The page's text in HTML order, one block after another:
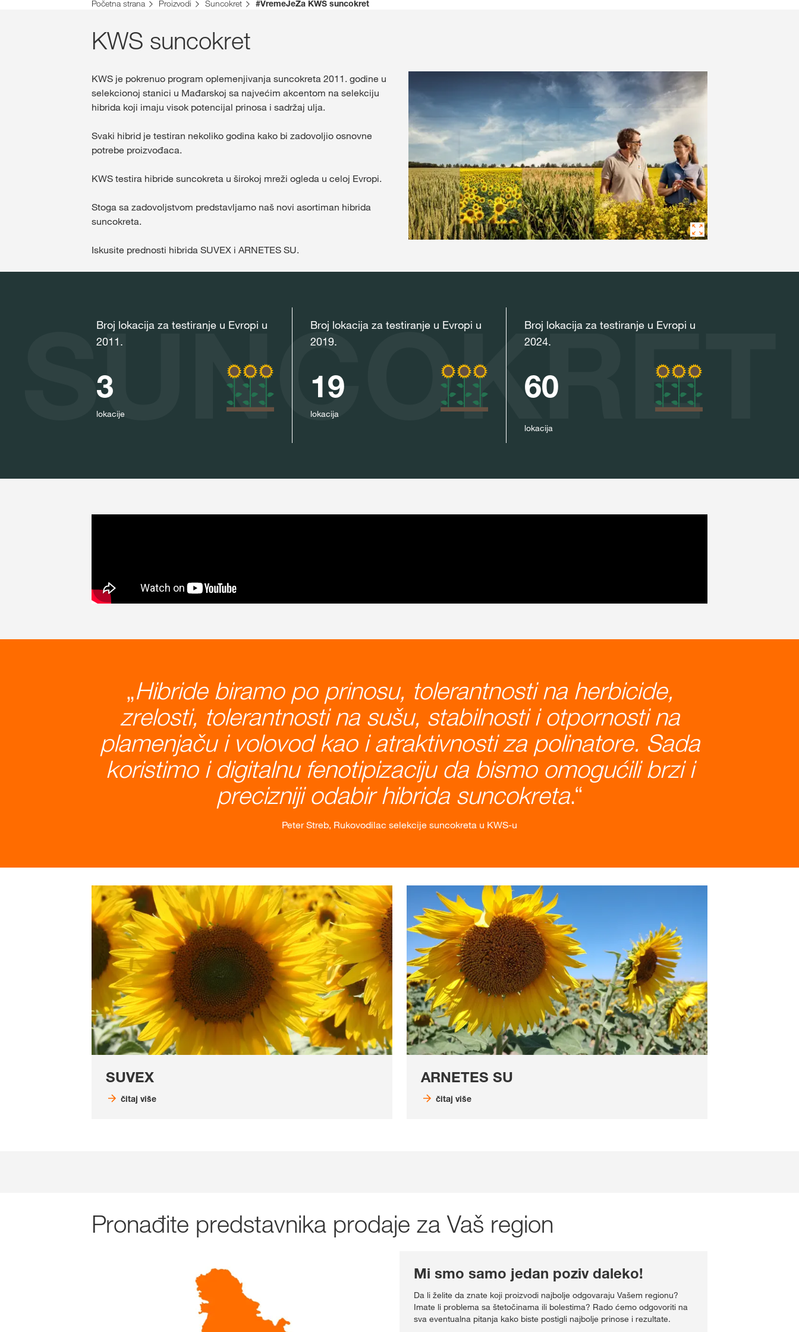
Ostali zaposleni
Ekskluzivni sadržaj
myKWS
PRIJAVITE SE
REGISTRUJTE SE
Međunarodne temeKVS
Grupe na kws.com/corp
Početna strana Proizvodi Suncokret #VremeJeZa KWS suncokret
KWS suncokret
KWS je pokrenuo program oplemenjivanja suncokreta 2011. godine u
selekcionoj stanici u Mađarskoj sa najvećim akcentom na selekciju
hibrida koji imaju visok potencijal prinosa i sadržaj ulja.
Svaki hibrid je testiran nekoliko godina kako bi zadovoljio osnovne
potrebe proizvođaca.
KWS testira hibride suncokreta u širokoj mreži ogleda u celoj Evropi.
Stoga sa zadovoljstvom predstavljamo naš novi asortiman hibrida
suncokreta.
Iskusite prednosti hibrida SUVEX i ARNETES SU.
SUNCOKRET
Broj lokacija za testiranje u Evropi u
2011.
3
lokacije
Broj lokacija za testiranje u Evropi u
2019.
19
lokacija
Broj lokacija za testiranje u Evropi u
2024.
60
lokacija
Hibride biramo po prinosu, tolerantnosti na herbicide,
zrelosti, tolerantnosti na sušu, stabilnosti i otpornosti na
plamenjaču i volovod kao i atraktivnosti za polinatore. Sada
koristimo i digitalnu fenotipizaciju da bismo omogućili brzi i
precizniji odabir hibrida suncokreta.
Peter Streb, Rukovodilac selekcije suncokreta u KWS-u
SUVEX
čitaj više
ARNETES SU
čitaj više
Pronađite predstavnika prodaje za Vaš region
Mi smo samo jedan poziv daleko!
Da li želite da znate koji proizvodi najbolje odgovaraju Vašem regionu?
Imate li problema sa štetočinama ili bolestima? Rado ćemo odgovoriti na
sva eventualna pitanja kako biste postigli najbolje prinose i rezultate.